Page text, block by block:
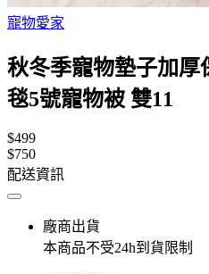
寵物愛家
秋冬季寵物墊子加厚
毯5號寵物被 雙11
$499
$750
配送資訊
廠商出貨
本商品不受24h到貨限制